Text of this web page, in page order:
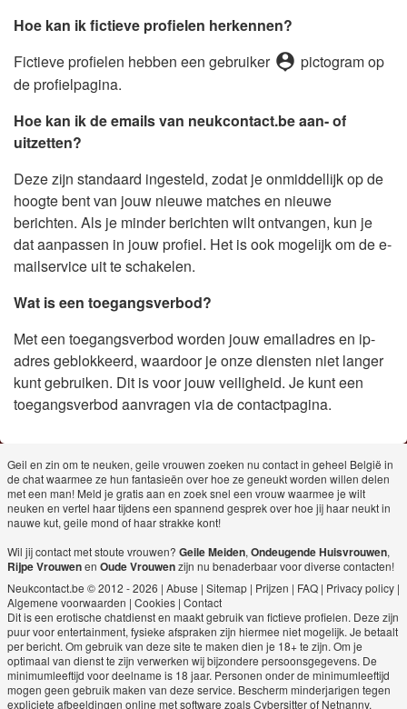
Hoe kan ik fictieve profielen herkennen?
Fictieve profielen hebben een gebruiker person_pin pictogram op
de profielpagina.
Hoe kan ik de emails van neukcontact.be aan- of
uitzetten?
Deze zijn standaard ingesteld, zodat je onmiddellijk op de
hoogte bent van jouw nieuwe matches en nieuwe
berichten. Als je minder berichten wilt ontvangen, kun je
dat aanpassen in jouw profiel. Het is ook mogelijk om de e-
mailservice uit te schakelen.
Wat is een toegangsverbod?
Met een toegangsverbod worden jouw emailadres en ip-
adres geblokkeerd, waardoor je onze diensten niet langer
kunt gebruiken. Dit is voor jouw veiligheid. Je kunt een
toegangsverbod aanvragen via de contactpagina.
Geil en zin om te neuken, geile vrouwen zoeken nu contact in geheel België in
de chat waarmee ze hun fantasieën over hoe ze geneukt worden willen delen
met een man! Meld je gratis aan en zoek snel een vrouw waarmee je wilt
neuken en vertel haar tijdens een spannend gesprek over hoe jij haar neukt in
nauwe kut, geile mond of haar strakke kont!
Wil jij contact met stoute vrouwen? Geile Meiden, Ondeugende Huisvrouwen,
Rijpe Vrouwenen Oude Vrouwenzijn nu benaderbaar voor diverse contacten!
Neukcontact.be © 2012 - 2026 | Abuse | Sitemap| Prijzen | FAQ| Privacy policy|
Algemene voorwaarden | Cookies| Contact
Dit is een erotische chatdienst en maakt gebruik van fictieve profielen. Deze zijn
puur voor entertainment, fysieke afspraken zijn hiermee niet mogelijk. Je betaalt
per bericht. Om gebruik van deze site te maken dien je 18+ te zijn. Om je
optimaal van dienst te zijn verwerken wij bijzondere persoonsgegevens. De
minimumleeftijd voor deelname is 18 jaar. Personen onder de minimumleeftijd
mogen geen gebruik maken van deze service. Bescherm minderjarigen tegen
expliciete afbeeldingen online met software zoals Cybersitter of Netnanny.